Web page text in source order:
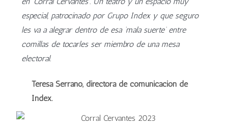
especial, patrocinado por Grupo Index y que seguro
les va a alegrar dentro de esa ‘mala suerte’ entre
comillas de tocarles ser miembro de una mesa
electoral.
Teresa Serrano, directora de comunicación de
Index.